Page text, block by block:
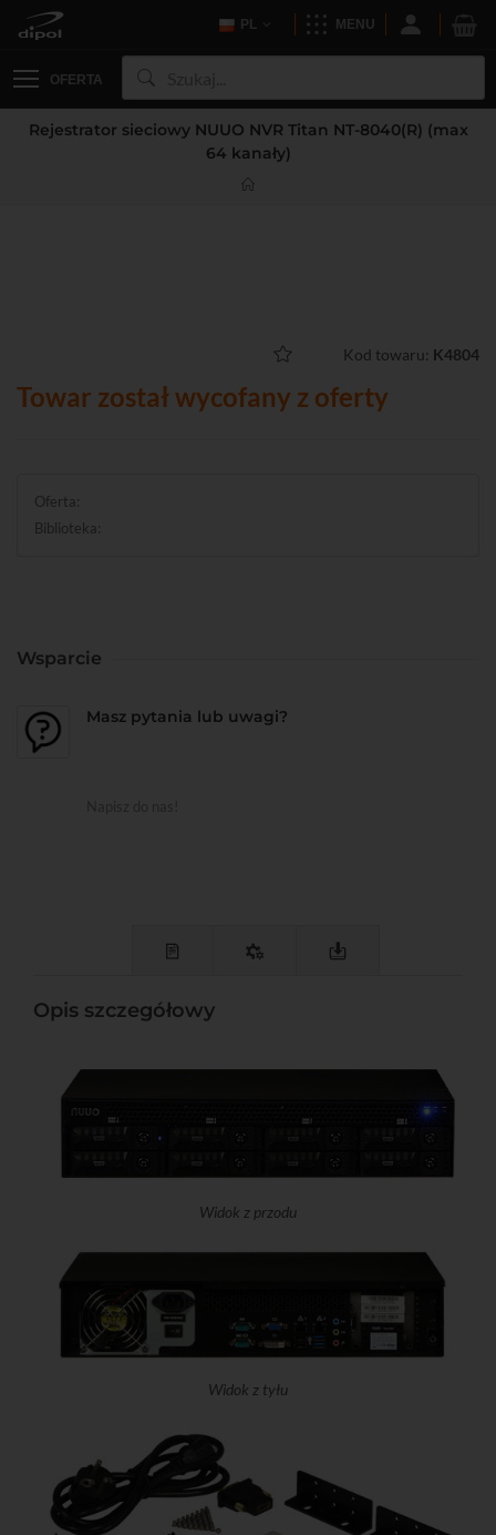
PL MENU
OFERTA
Rejestrator sieciowy NUUO NVR Titan NT-8040(R) (max
64 kanały)
Kod towaru: K4804
Towar został wycofany z oferty
Oferta:
Biblioteka:
Wsparcie
Masz pytania lub uwagi?
Opis szczegółowy
Widok z przodu
Widok z tyłu